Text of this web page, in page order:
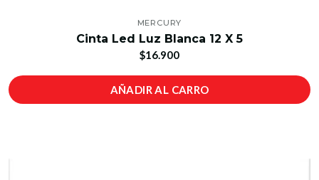
MERCURY
Cinta Led Luz Blanca 12 X 5
$16.900
AÑADIR AL CARRO